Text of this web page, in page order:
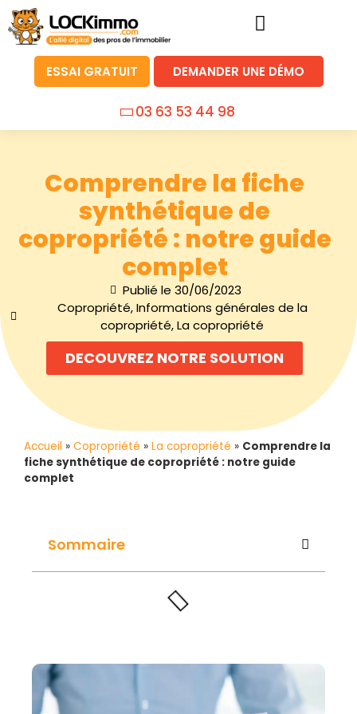
ESSAI GRATUIT DEMANDER UNE DÉMO
03 63 53 44 98
Comprendre la fiche
synthétique de
copropriété : notre guide
complet
Publié le 30/06/2023
Copropriété,Informations générales de la
copropriété,La copropriété
DECOUVREZ NOTRE SOLUTION
Accueil » Copropriété » La copropriété » Comprendre la
fiche synthétique de copropriété : notre guide
complet
Sommaire